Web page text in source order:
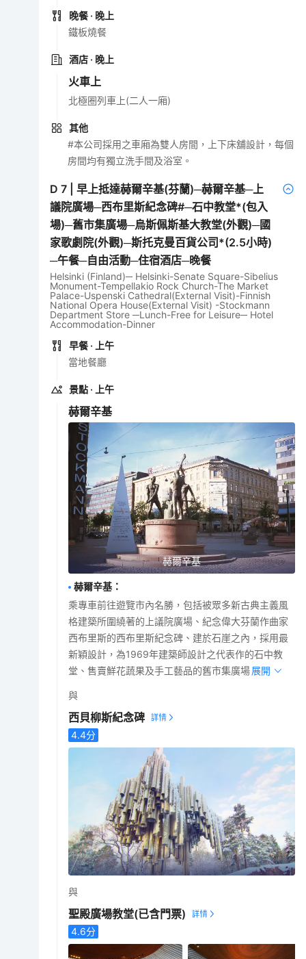
晚餐 · 晚上
鐵板燒餐
酒店 · 晚上
火車上
北極圈列車上(二人一廂)
其他
#本公司採用之車廂為雙人房間，上下床舖設計，每個
房間均有獨立洗手間及浴室。
D7 |早上抵達赫爾辛基(芬蘭)─赫爾辛基─上
議院廣場─西布里斯紀念碑#─石中教堂*(包入
場)─舊市集廣場─烏斯佩斯基大教堂(外觀)─國
家歌劇院(外觀)─斯托克曼百貨公司*(2.5小時)
─午餐─自由活動─住宿酒店─晚餐
Helsinki (Finland)─ Helsinki-Senate Square-Sibelius
Monument-Tempellakio Rock Church-The Market
Palace-Uspenski Cathedral(External Visit)-Finnish
National Opera House(External Visit) -Stockmann
Department Store ─Lunch-Free for Leisure─ Hotel
Accommodation-Dinner
早餐 · 上午
當地餐廳
景點 · 上午
赫爾辛基
赫爾辛基
赫爾辛基 ：
乘專車前往遊覽市內名勝，包括被眾多新古典主義風
格建築所圍繞著的上議院廣場、紀念偉大芬蘭作曲家
西布里斯的西布里斯紀念碑、建於石崖之內，採用最
新穎設計，為1969年建築師設計之代表作的石中教
堂、售賣鮮花蔬果及手工藝品的舊市集廣場。展開
與
西貝柳斯紀念碑
4.4分
與
聖殿廣場教堂(已含門票)
4.6分